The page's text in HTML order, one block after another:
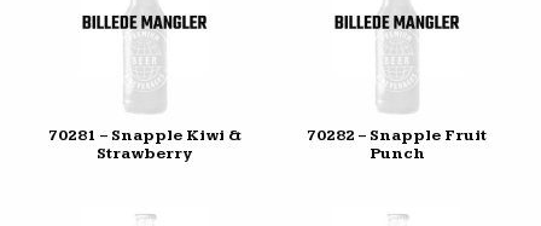
70281 – Snapple Kiwi &
Strawberry
70282 – Snapple Fruit
Punch